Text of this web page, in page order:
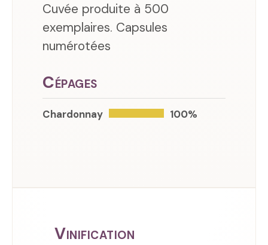
Cuvée produite à 500
exemplaires. Capsules
numérotées
Cépages
Chardonnay 100%
Vinification